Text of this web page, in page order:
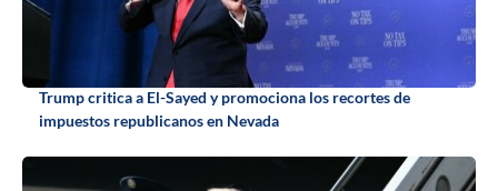
Trump critica a El-Sayed y promociona los recortes de
impuestos republicanos en Nevada